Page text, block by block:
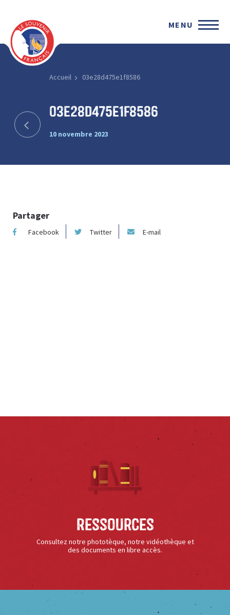
MENU
Accueil 03e28d475e1f8586
03e28d475e1f8586
10 novembre 2023
Partager
Facebook Twitter E-mail
Ressources
Consultez notre phototèque, notre vidéothèque et
des documents en libre accès.